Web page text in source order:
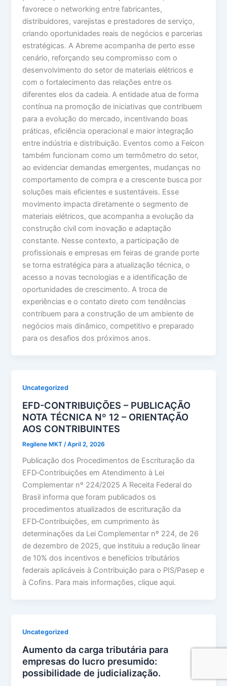
favorece o networking entre fabricantes,
distribuidores, varejistas e prestadores de serviço,
criando oportunidades reais de negócios e parcerias
estratégicas. A Abreme acompanha de perto esse
cenário, reforçando seu compromisso com o
desenvolvimento do setor de materiais elétricos e
com o fortalecimento das relações entre os
diferentes elos da cadeia. A entidade atua de forma
contínua na promoção de iniciativas que contribuem
para a evolução do mercado, incentivando boas
práticas, eficiência operacional e maior integração
entre indústria e distribuição. Eventos como a Feicon
também funcionam como um termômetro do setor,
ao evidenciar demandas emergentes, mudanças no
comportamento de compra e a crescente busca por
soluções mais eficientes e sustentáveis. Esse
movimento impacta diretamente o segmento de
materiais elétricos, que acompanha a evolução da
construção civil com inovação e adaptação
constante. Nesse contexto, a participação de
profissionais e empresas em feiras de grande porte
se torna estratégica para a atualização técnica, o
acesso a novas tecnologias e a identificação de
oportunidades de crescimento. A troca de
experiências e o contato direto com tendências
contribuem para a construção de um ambiente de
negócios mais dinâmico, competitivo e preparado
para os desafios dos próximos anos.
Uncategorized
EFD-CONTRIBUIÇÕES – PUBLICAÇÃO
NOTA TÉCNICA Nº 12 – ORIENTAÇÃO
AOS CONTRIBUINTES
Regilene MKT /April 2, 2026
Publicação dos Procedimentos de Escrituração da
EFD‑Contribuições em Atendimento à Lei
Complementar nº 224/2025 A Receita Federal do
Brasil informa que foram publicados os
procedimentos atualizados de escrituração da
EFD‑Contribuições, em cumprimento às
determinações da Lei Complementar nº 224, de 26
de dezembro de 2025, que instituiu a redução linear
de 10% dos incentivos e benefícios tributários
federais aplicáveis à Contribuição para o PIS/Pasep e
à Cofins. Para mais informações, clique aqui.
Uncategorized
Aumento da carga tributária para
empresas do lucro presumido:
possibilidade de judicialização.